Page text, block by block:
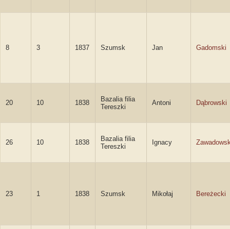
8 3 1837 Szumsk Jan Gadomski
20 10 1838
Bazalia filia
Tereszki
Antoni Dąbrowski
26 10 1838
Bazalia filia
Tereszki
Ignacy
23 1 1838 Szumsk Mikołaj Bereżecki